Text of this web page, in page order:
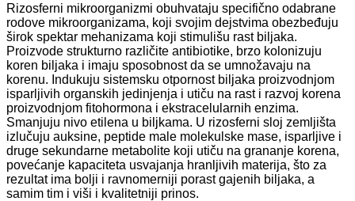
Rizosferni mikroorganizmi obuhvataju specifično odabrane
rodove mikroorganizama, koji svojim dejstvima obezbeđuju
širok spektar mehanizama koji stimulišu rast biljaka.
Proizvode strukturno različite antibiotike, brzo kolonizuju
koren biljaka i imaju sposobnost da se umnožavaju na
korenu. Indukuju sistemsku otpornost biljaka proizvodnjom
isparljivih organskih jedinjenja i utiču na rast i razvoj korena
proizvodnjom fitohormona i ekstracelularnih enzima.
Smanjuju nivo etilena u biljkama. U rizosferni sloj zemljišta
izlučuju auksine, peptide male molekulske mase, isparljive i
druge sekundarne metabolite koji utiču na grananje korena,
povećanje kapaciteta usvajanja hranljivih materija, što za
rezultat ima bolji i ravnomerniji porast gajenih biljaka, a
samim tim i viši i kvalitetniji prinos.